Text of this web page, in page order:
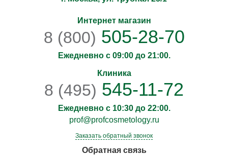
Интернет магазин
8 (800) 505-28-70
Ежедневно с 09:00 до 21:00.
Клиника
8 (495) 545-11-72
Ежедневно с 10:30 до 22:00.
prof@profcosmetology.ru
Заказать обратный звонок
Обратная связь